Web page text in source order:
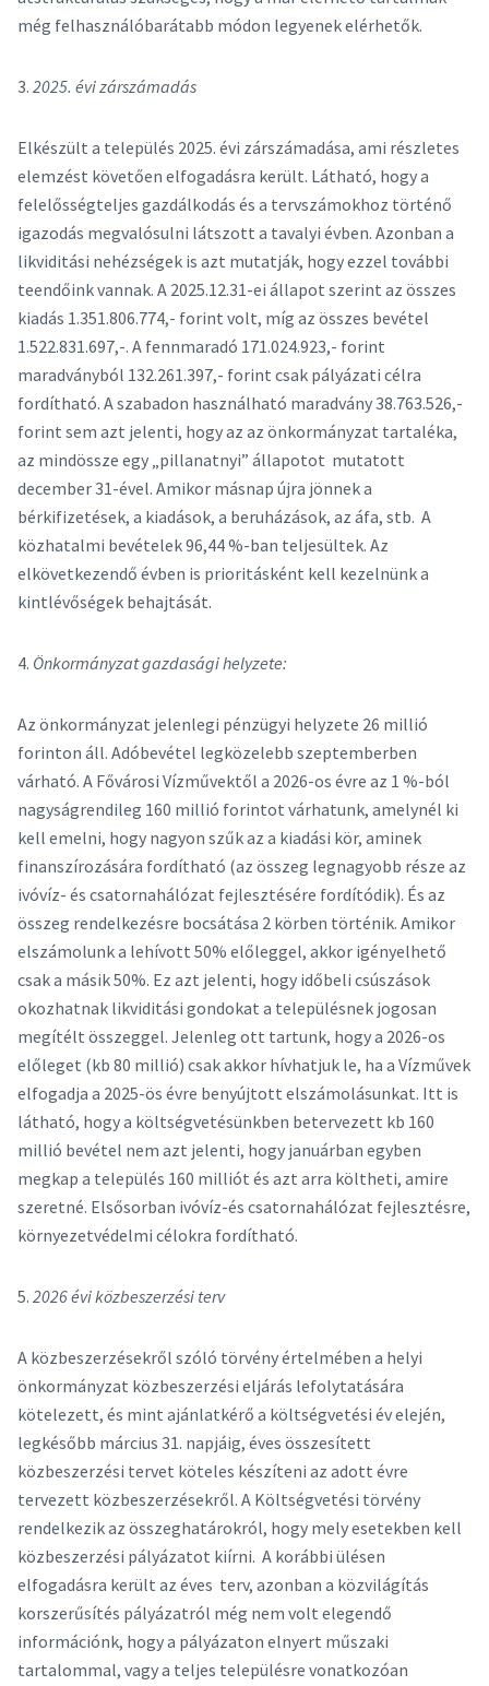
még felhasználóbarátabb módon legyenek elérhetők.
3. 2025. évi zárszámadás
Elkészült a település 2025. évi zárszámadása, ami részletes
elemzést követően elfogadásra került. Látható, hogy a
felelősségteljes gazdálkodás és a tervszámokhoz történő
igazodás megvalósulni látszott a tavalyi évben. Azonban a
likviditási nehézségek is azt mutatják, hogy ezzel további
teendőink vannak. A 2025.12.31-ei állapot szerint az összes
kiadás 1.351.806.774,- forint volt, míg az összes bevétel
1.522.831.697,-. A fennmaradó 171.024.923,- forint
maradványból 132.261.397,- forint csak pályázati célra
fordítható. A szabadon használható maradvány 38.763.526,-
forint sem azt jelenti, hogy az az önkormányzat tartaléka,
az mindössze egy „pillanatnyi” állapotot mutatott
december 31-ével. Amikor másnap újra jönnek a
bérkifizetések, a kiadások, a beruházások, az áfa, stb. A
közhatalmi bevételek 96,44 %-ban teljesültek. Az
elkövetkezendő évben is prioritásként kell kezelnünk a
kintlévőségek behajtását.
4. Önkormányzat gazdasági helyzete:
Az önkormányzat jelenlegi pénzügyi helyzete 26 millió
forinton áll. Adóbevétel legközelebb szeptemberben
várható. A Fővárosi Vízművektől a 2026-os évre az 1 %-ból
nagyságrendileg 160 millió forintot várhatunk, amelynél ki
kell emelni, hogy nagyon szűk az a kiadási kör, aminek
finanszírozására fordítható (az összeg legnagyobb része az
ivóvíz- és csatornahálózat fejlesztésére fordítódik). És az
összeg rendelkezésre bocsátása 2 körben történik. Amikor
elszámolunk a lehívott 50% előleggel, akkor igényelhető
csak a másik 50%. Ez azt jelenti, hogy időbeli csúszások
okozhatnak likviditási gondokat a településnek jogosan
megítélt összeggel. Jelenleg ott tartunk, hogy a 2026-os
előleget (kb 80 millió) csak akkor hívhatjuk le, ha a Vízművek
elfogadja a 2025-ös évre benyújtott elszámolásunkat. Itt is
látható, hogy a költségvetésünkben betervezett kb 160
millió bevétel nem azt jelenti, hogy januárban egyben
megkap a település 160 milliót és azt arra költheti, amire
szeretné. Elsősorban ivóvíz-és csatornahálózat fejlesztésre,
környezetvédelmi célokra fordítható.
5. 2026 évi közbeszerzési terv
A közbeszerzésekről szóló törvény értelmében a helyi
önkormányzat közbeszerzési eljárás lefolytatására
kötelezett, és mint ajánlatkérő a költségvetési év elején,
legkésőbb március 31. napjáig, éves összesített
közbeszerzési tervet köteles készíteni az adott évre
tervezett közbeszerzésekről. A Költségvetési törvény
rendelkezik az összeghatárokról, hogy mely esetekben kell
közbeszerzési pályázatot kiírni. A korábbi ülésen
elfogadásra került az éves terv, azonban a közvilágítás
korszerűsítés pályázatról még nem volt elegendő
információnk, hogy a pályázaton elnyert műszaki
tartalommal, vagy a teljes településre vonatkozóan